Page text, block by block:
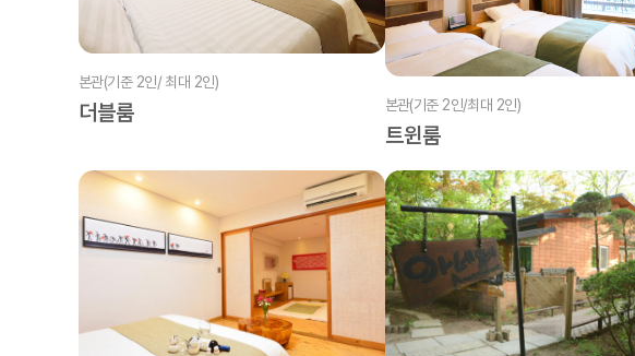
본관(기준 2인/ 최대 2인)
더블룸 본관(기준 2인/최대 2인)
트윈룸